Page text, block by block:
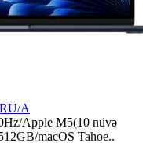
A
Apple M5(10 nüvə
macOS Tahoe..